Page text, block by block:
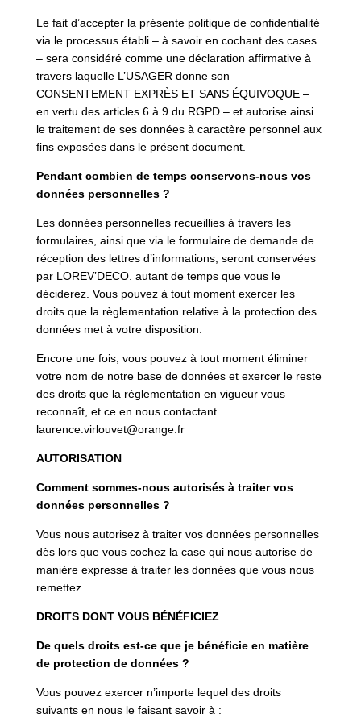
Le fait d’accepter la présente politique de confidentialité
via le processus établi – à savoir en cochant des cases
– sera considéré comme une déclaration affirmative à
travers laquelle L’USAGER donne son
CONSENTEMENT EXPRÈS ET SANS ÉQUIVOQUE –
en vertu des articles 6 à 9 du RGPD – et autorise ainsi
le traitement de ses données à caractère personnel aux
fins exposées dans le présent document.
Pendant combien de temps conservons-nous vos
données personnelles ?
Les données personnelles recueillies à travers les
formulaires, ainsi que via le formulaire de demande de
réception des lettres d’informations, seront conservées
par LOREV’DECO. autant de temps que vous le
déciderez. Vous pouvez à tout moment exercer les
droits que la règlementation relative à la protection des
données met à votre disposition.
Encore une fois, vous pouvez à tout moment éliminer
votre nom de notre base de données et exercer le reste
des droits que la règlementation en vigueur vous
reconnaît, et ce en nous contactant
laurence.virlouvet@orange.fr
AUTORISATION
Comment sommes-nous autorisés à traiter vos
données personnelles ?
Vous nous autorisez à traiter vos données personnelles
dès lors que vous cochez la case qui nous autorise de
manière expresse à traiter les données que vous nous
remettez.
DROITS DONT VOUS BÉNÉFICIEZ
De quels droits est-ce que je bénéficie en matière
de protection de données ?
Vous pouvez exercer n’importe lequel des droits
suivants en nous le faisant savoir à :